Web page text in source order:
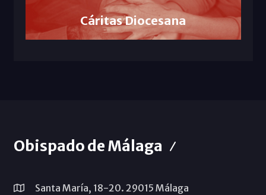
Cáritas Diocesana
Obispado de Málaga
Santa María, 18-20. 29015 Málaga